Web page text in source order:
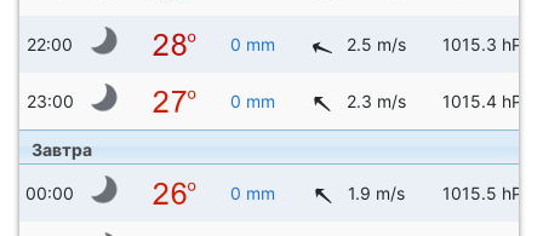
22:00 0 mm 2.5 m/s 1015.3 hPa
23:00 0 mm 2.3 m/s 1015.4 hPa
Завтра
00:00 0 mm 1.9 m/s 1015.5 hPa